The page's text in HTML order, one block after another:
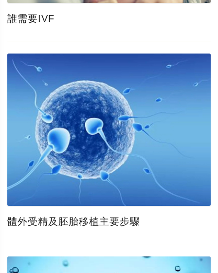
誰需要IVF
體外受精及胚胎移植主要步驟